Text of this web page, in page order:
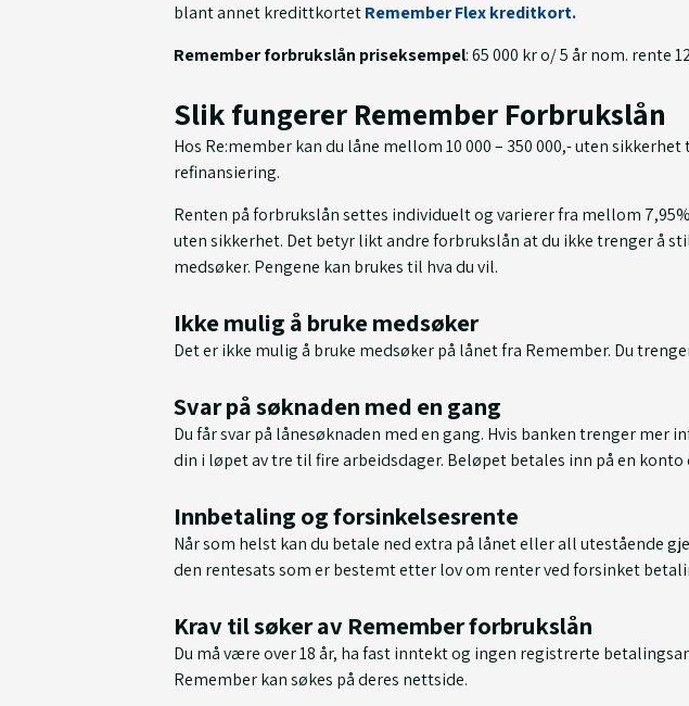
blant annet kredittkortetRemember Flex kreditkort.
Remember forbrukslån priseksempel: 65 000 kr o/ 5 år nom. rente
Slik fungerer Remember Forbrukslån
Hos Re:member kan du låne mellom 10 000 – 350 000,- uten
refinansiering.
Renten på forbrukslån settes individuelt og varierer fra mellom
uten sikkerhet. Det betyr likt andre forbrukslån at du ikke trenger å
medsøker. Pengene kan brukes til hva du vil.
Ikke mulig å bruke medsøker
Det er ikke mulig å bruke medsøker på lånet fra Remember. Du
Svar på søknaden med en gang
Du får svar på lånesøknaden med en gang. Hvis banken trenger
din i løpet av tre til fire arbeidsdager. Beløpet betales inn på en konto
Innbetaling og forsinkelsesrente
Når som helst kan du betale ned extra på lånet eller all utestående
den rentesats som er bestemt etter lov om renter ved forsinket
Krav til søker av Remember forbrukslån
Du må være over 18 år, ha fast inntekt og ingen registrerte
Remember kan søkes på deres nettside.